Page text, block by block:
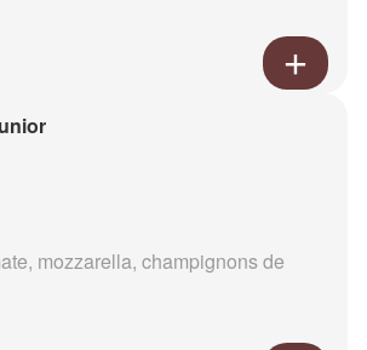
mozzarella, champignons de